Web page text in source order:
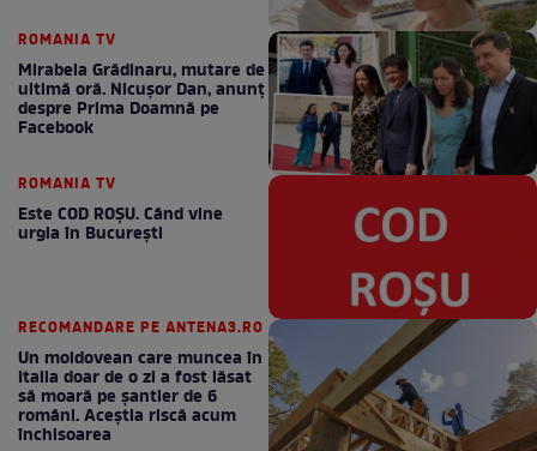
ROMANIA TV
Mirabela Grădinaru, mutare de
ultimă oră. Nicuşor Dan, anunţ
despre Prima Doamnă pe
Facebook
ROMANIA TV
Este COD ROŞU. Când vine
urgia în Bucureşti
RECOMANDARE PE ANTENA3.RO
Un moldovean care muncea în
Italia doar de o zi a fost lăsat
să moară pe şantier de 6
români. Aceștia riscă acum
închisoarea